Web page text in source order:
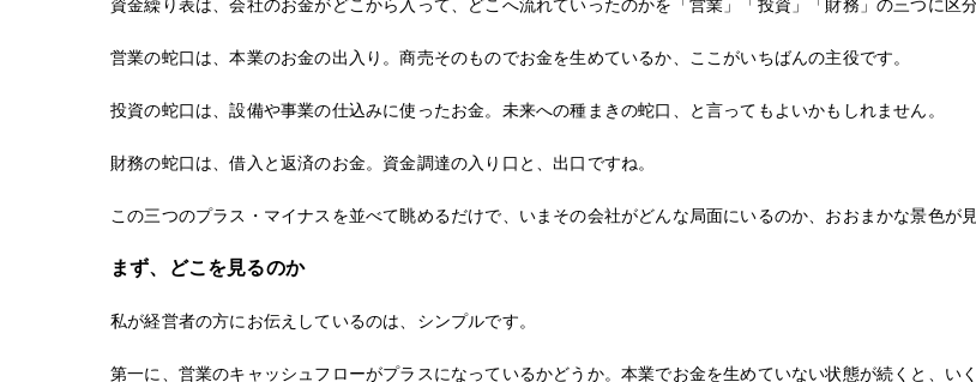
資金繰り表は、会社のお金がどこから入って、どこへ流れていったのかを「営業」「投資」「財務」の三つに区
営業の蛇口は、本業のお金の出入り。商売そのものでお金を生めているか、ここがいちばんの主役です。
投資の蛇口は、設備や事業の仕込みに使ったお金。未来への種まきの蛇口、と言ってもよいかもしれません。
財務の蛇口は、借入と返済のお金。資金調達の入り口と、出口ですね。
この三つのプラス・マイナスを並べて眺めるだけで、いまその会社がどんな局面にいるのか、おおまかな景色が見
まず、どこを見るのか
私が経営者の方にお伝えしているのは、シンプルです。
第一に、営業のキャッシュフローがプラスになっているかどうか。本業でお金を生めていない状態が続くと、い